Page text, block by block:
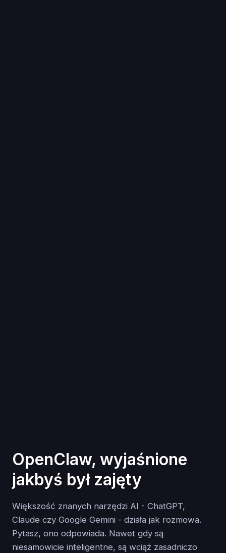
OpenClaw, wyjaśnione
jakbyś był zajęty
Większość znanych narzędzi AI - ChatGPT,
Claude czy Google Gemini - działa jak rozmowa.
Pytasz, ono odpowiada. Nawet gdy są
niesamowicie inteligentne, są wciąż zasadniczo